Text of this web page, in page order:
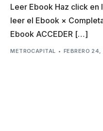
Leer Ebook Haz click en
leer el Ebook ×
Ebook ACCEDER […]
METROCAPITAL FEBRERO